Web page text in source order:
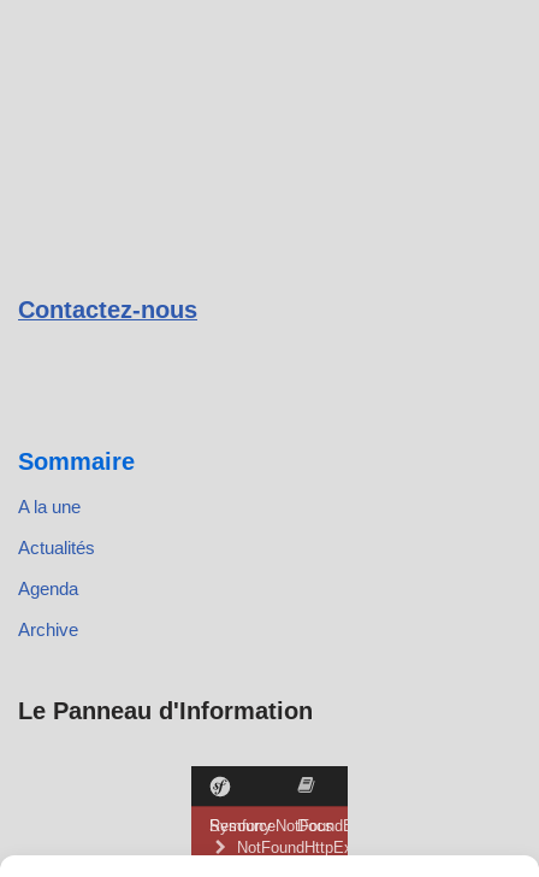
Contactez-nous
Sommaire
A la une
Actualités
Agenda
Archive
Le Panneau d'Information